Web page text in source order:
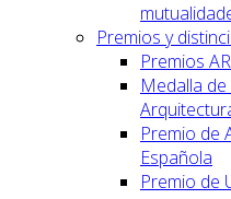
Premios y
Premios
Medalla
Premio de
Española
Premio de